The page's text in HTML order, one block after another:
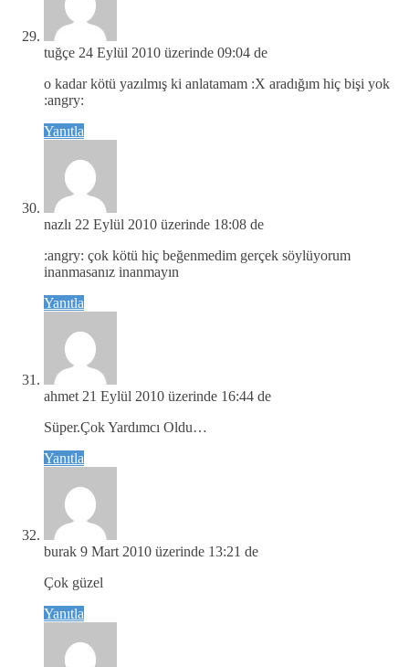
tuğçe 24 Eylül 2010 üzerinde 09:04 de
o kadar kötü yazılmış ki anlatamam :X aradığım hiç bişi yok
:angry:
Yanıtla
nazlı 22 Eylül 2010 üzerinde 18:08 de
:angry: çok kötü hiç beğenmedim gerçek söylüyorum
inanmasanız inanmayın
Yanıtla
ahmet 21 Eylül 2010 üzerinde 16:44 de
Süper.Çok Yardımcı Oldu…
Yanıtla
burak 9 Mart 2010 üzerinde 13:21 de
Çok güzel
Yanıtla